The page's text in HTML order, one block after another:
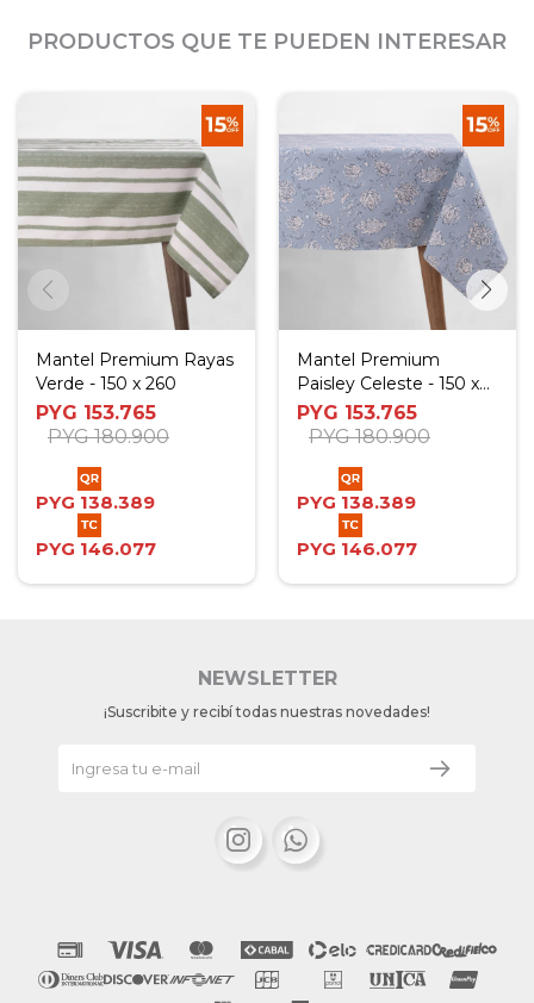
PRODUCTOS QUE TE PUEDEN INTERESAR
Mantel Premium Rayas
Verde - 150 x 260
PYG 153.765
PYG 180.900
PYG 138.389
PYG 146.077
Mantel Premium
Paisley Celeste - 150 x
260
PYG 153.765
PYG 180.900
PYG 138.389
PYG 146.077
NEWSLETTER
¡Suscribite y recibí todas nuestras novedades!
 